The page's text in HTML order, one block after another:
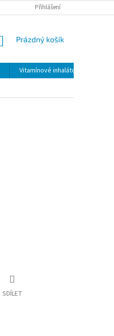
VRÁCENÍ ZBOŽÍ VE 14
Přihlášení
NÁKUPNÍ
Prázdný košík
Vitamínové inhalátory
SDÍLET